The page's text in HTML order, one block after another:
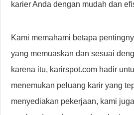
karier Anda dengan mudah dan
Kami memahami betapa
yang memuaskan dan sesuai
karena itu, karirspot.com hadir
menemukan peluang karir yang
menyediakan pekerjaan, kami